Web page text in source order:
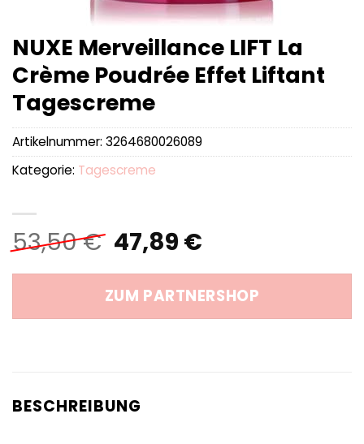
NUXE Merveillance LIFT La
Crème Poudrée Effet Liftant
Tagescreme
53,50€ Ursprünglicher
Preis
war:
53,50 €
47,89 €Aktueller
ist:
47,89 €.
ZUM PARTNERSHOP
Artikelnummer: 3264680026089
Kategorie: Tagescreme
BESCHREIBUNG